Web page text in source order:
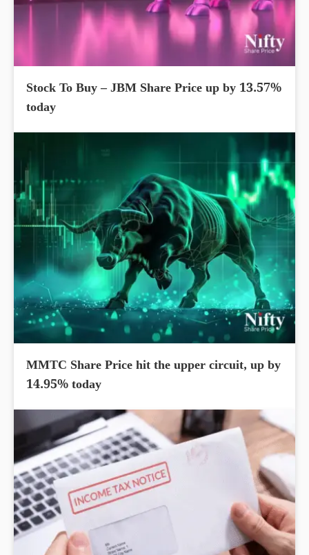
Stock To Buy – JBM Share Price up by 13.57%
today
MMTC Share Price hit the upper circuit, up by
14.95% today